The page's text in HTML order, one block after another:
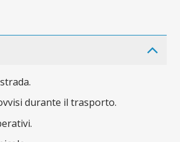
durante il trasporto.